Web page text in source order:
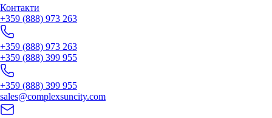
Контакти
+359 (888) 973 263
+359 (888) 973 263
+359 (888) 399 955
+359 (888) 399 955
sales@complexsuncity.com